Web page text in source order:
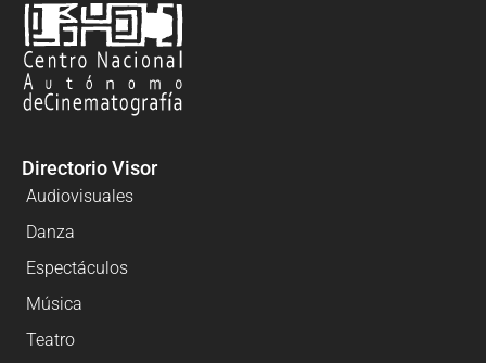
Directorio Visor
Audiovisuales
Danza
Espectáculos
Música
Teatro